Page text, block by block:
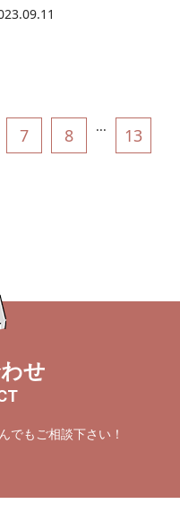
7 8 ... 13
せ
でもご相談下さい！